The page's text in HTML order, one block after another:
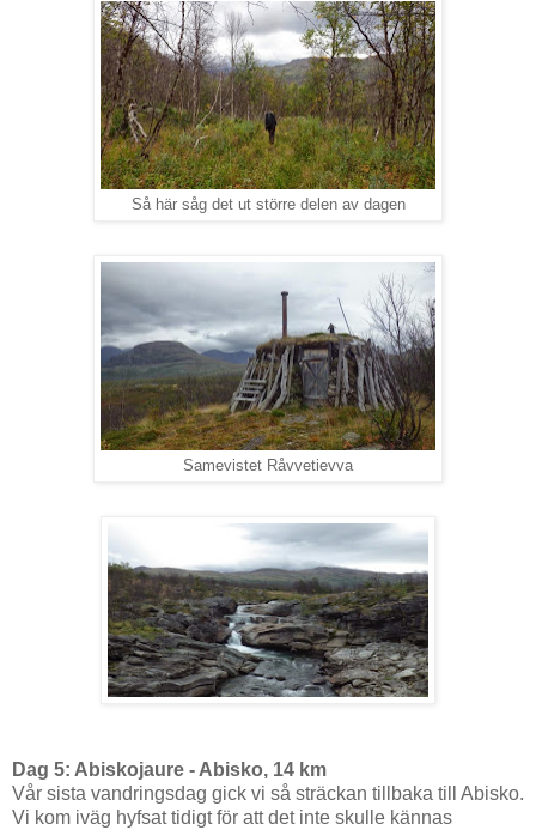
Så här såg det ut större delen av dagen
Samevistet Råvvetievva
Dag 5: Abiskojaure - Abisko, 14 km
Vår sista vandringsdag gick vi så sträckan tillbaka till Abisko.
Vi kom iväg hyfsat tidigt för att det inte skulle kännas